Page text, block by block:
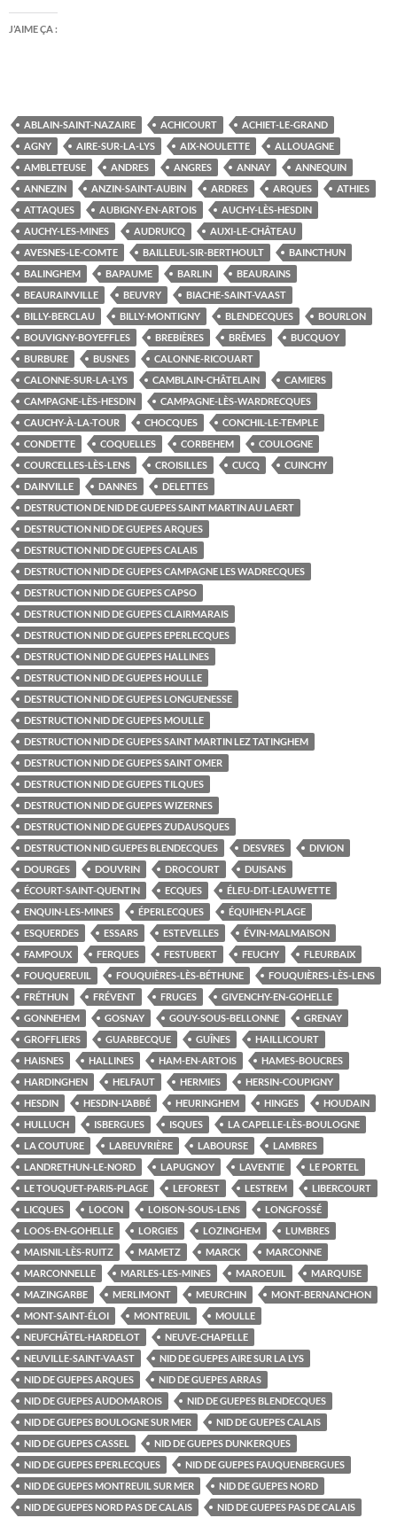
J’AIME ÇA :
ABLAIN-SAINT-NAZAIRE ACHICOURT
ACHIET-LE-GRAND
AGNY
AIRE-SUR-LA-LYS AIX-NOULETTE
ALLOUAGNE
AMBLETEUSE
ANDRES ANGRES ANNAY
ANNEQUIN
ANNEZIN
ANZIN-SAINT-AUBIN ARDRES ARQUES
ATHIES
ATTAQUES
AUBIGNY-EN-ARTOIS
AUCHY-LÈS-HESDIN
AUCHY-LES-MINES
AUDRUICQ
AUXI-LE-CHÂTEAU
AVESNES-LE-COMTE
BAILLEUL-SIR-BERTHOULT
BAINCTHUN
BALINGHEM
BAPAUME BARLIN
BEAURAINS
BEAURAINVILLE
BEUVRY
BIACHE-SAINT-VAAST
BILLY-BERCLAU
BILLY-MONTIGNY BLENDECQUES
BOURLON
BOUVIGNY-BOYEFFLES
BREBIÈRES BRÊMES
BUCQUOY
BURBURE
BUSNES
CALONNE-RICOUART
CALONNE-SUR-LA-LYS
CAMBLAIN-CHÂTELAIN
CAMIERS
CAMPAGNE-LÈS-HESDIN
CAMPAGNE-LÈS-WARDRECQUES
CAUCHY-À-LA-TOUR
CHOCQUES
CONCHIL-LE-TEMPLE
CONDETTE
COQUELLES CORBEHEM
COULOGNE
COURCELLES-LÈS-LENS
CROISILLES CUCQ
CUINCHY
DAINVILLE
DANNES
DELETTES
DESTRUCTION DE NID DE GUEPES SAINT MARTIN AU LAERT
DESTRUCTION NID DE GUEPES ARQUES
DESTRUCTION NID DE GUEPES CALAIS
DESTRUCTION NID DE GUEPES CAMPAGNE LES WADRECQUES
DESTRUCTION NID DE GUEPES CAPSO
DESTRUCTION NID DE GUEPES CLAIRMARAIS
DESTRUCTION NID DE GUEPES EPERLECQUES
DESTRUCTION NID DE GUEPES HALLINES
DESTRUCTION NID DE GUEPES HOULLE
DESTRUCTION NID DE GUEPES LONGUENESSE
DESTRUCTION NID DE GUEPES MOULLE
DESTRUCTION NID DE GUEPES SAINT MARTIN LEZ TATINGHEM
DESTRUCTION NID DE GUEPES SAINT OMER
DESTRUCTION NID DE GUEPES TILQUES
DESTRUCTION NID DE GUEPES WIZERNES
DESTRUCTION NID DE GUEPES ZUDAUSQUES
DESTRUCTION NID GUEPES BLENDECQUES
DESVRES
DIVION
DOURGES
DOUVRIN DROCOURT
DUISANS
ÉCOURT-SAINT-QUENTIN
ECQUES
ÉLEU-DIT-LEAUWETTE
ENQUIN-LES-MINES
ÉPERLECQUES
ÉQUIHEN-PLAGE
ESQUERDES
ESSARS ESTEVELLES
ÉVIN-MALMAISON
FAMPOUX
FERQUES FESTUBERT FEUCHY
FLEURBAIX
FOUQUEREUIL
FOUQUIÈRES-LÈS-BÉTHUNE
FOUQUIÈRES-LÈS-LENS
FRÉTHUN
FRÉVENT FRUGES
GIVENCHY-EN-GOHELLE
GONNEHEM
GOSNAY GOUY-SOUS-BELLONNE
GRENAY
GROFFLIERS
GUARBECQUE GUÎNES
HAILLICOURT
HAISNES
HALLINES HAM-EN-ARTOIS
HAMES-BOUCRES
HARDINGHEN
HELFAUT HERMIES
HERSIN-COUPIGNY
HESDIN
HESDIN-L’ABBÉ HEURINGHEM HINGES
HOUDAIN
HULLUCH
ISBERGUES ISQUES
LA CAPELLE-LÈS-BOULOGNE
LA COUTURE
LABEUVRIÈRE LABOURSE
LAMBRES
LANDRETHUN-LE-NORD
LAPUGNOY LAVENTIE
LE PORTEL
LE TOUQUET-PARIS-PLAGE
LEFOREST LESTREM
LIBERCOURT
LICQUES
LOCON LOISON-SOUS-LENS
LONGFOSSÉ
LOOS-EN-GOHELLE
LORGIES LOZINGHEM
LUMBRES
MAISNIL-LÈS-RUITZ
MAMETZ MARCK
MARCONNE
MARCONNELLE
MARLES-LES-MINES MAROEUIL
MARQUISE
MAZINGARBE
MERLIMONT MEURCHIN
MONT-BERNANCHON
MONT-SAINT-ÉLOI
MONTREUIL
MOULLE
NEUFCHÂTEL-HARDELOT
NEUVE-CHAPELLE
NEUVILLE-SAINT-VAAST
NID DE GUEPES AIRE SUR LA LYS
NID DE GUEPES ARQUES
NID DE GUEPES ARRAS
NID DE GUEPES AUDOMAROIS
NID DE GUEPES BLENDECQUES
NID DE GUEPES BOULOGNE SUR MER
NID DE GUEPES CALAIS
NID DE GUEPES CASSEL
NID DE GUEPES DUNKERQUES
NID DE GUEPES EPERLECQUES
NID DE GUEPES FAUQUENBERGUES
NID DE GUEPES MONTREUIL SUR MER
NID DE GUEPES NORD
NID DE GUEPES NORD PAS DE CALAIS
NID DE GUEPES PAS DE CALAIS